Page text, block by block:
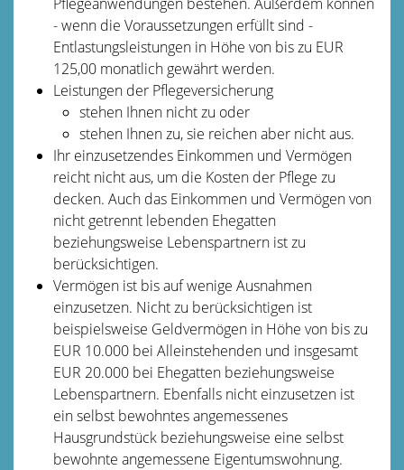
- wenn die Voraussetzungen erfüllt sind -
Entlastungsleistungen in Höhe von bis zu EUR
125,00 monatlich gewährt werden.
Leistungen der Pflegeversicherung
stehen Ihnen nicht zu oder
stehen Ihnen zu, sie reichen aber nicht aus.
Ihr einzusetzendes Einkommen und Vermögen
reicht nicht aus, um die Kosten der Pflege zu
decken. Auch das Einkommen und Vermögen von
nicht getrennt lebenden Ehegatten
beziehungsweise Lebenspartnern ist zu
berücksichtigen.
Vermögen ist bis auf wenige Ausnahmen
einzusetzen. Nicht zu berücksichtigen ist
beispielsweise Geldvermögen in Höhe von bis zu
EUR 10.000 bei Alleinstehenden und insgesamt
EUR 20.000 bei Ehegatten beziehungsweise
Lebenspartnern. Ebenfalls nicht einzusetzen ist
ein selbst bewohntes angemessenes
Hausgrundstück beziehungsweise eine selbst
bewohnte angemessene Eigentumswohnung.